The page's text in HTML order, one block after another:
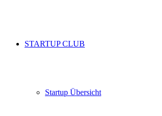
STARTUP CLUB
Startup Übersicht